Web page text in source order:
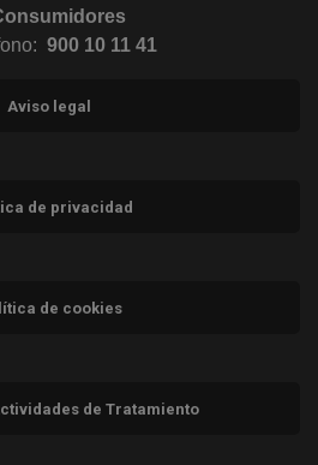
900 10 11 41
Aviso legal
de privacidad
de cookies
de Tratamiento